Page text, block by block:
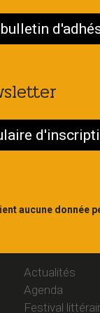
Actualités
Agenda
Festival
aucune donnée